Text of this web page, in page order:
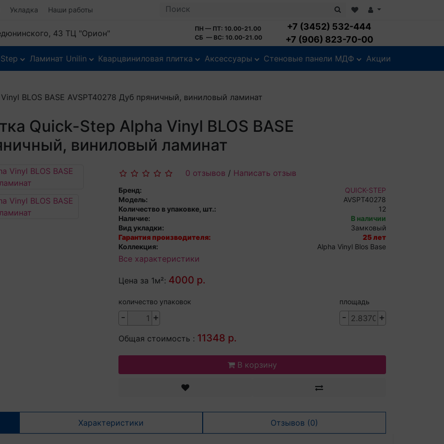
Укладка Наши работы
43 ТЦ "Орион"
ПН — ПТ: 10.00-21.00
СБ — ВС: 10.00-21.00
+7 (3452) 532-444
+7 (906) 823-70-00
Ламинат Unilin Кварцвиниловая плитка Аксессуары Стеновые панели МДФ Акции
BLOS BASE AVSPT40278 Дуб пряничный, виниловый ламинат
Quick-Step Alpha Vinyl BLOS BASE
виниловый ламинат
0 отзывов / Написать отзыв
Бренд:
QUICK-STEP
Модель:
AVSPT40278
Количество в упаковке, шт.:
12
Наличие:
В наличии
Вид укладки:
Замковый
Гарантия производителя:
25 лет
Коллекция:
Alpha Vinyl Blos Base
Все характеристики
Цена за 1м²: 4000 р.
количество упаковок
- +
площадь
- +
Общая стоимость : 11348 р.
В корзину
Характеристики Отзывов (0)